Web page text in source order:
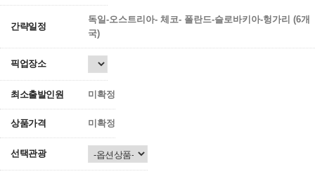
간략일정
독일-오스트리아- 체코- 폴란드-슬로바키아-헝가리 (6개
국)
픽업장소
최소출발인원 미확정
상품가격 미확정
선택관광